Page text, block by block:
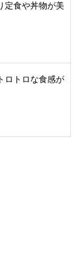
定食や丼物が美
ロトロな食感が